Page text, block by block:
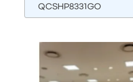
QCSHP8331GO